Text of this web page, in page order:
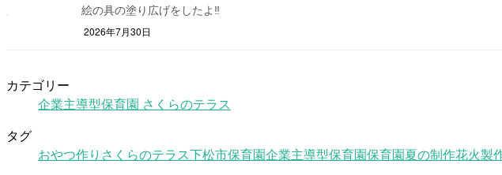
絵の具の塗り広げをしたよ‼
2026年7月30日
カテゴリー
企業主導型保育園 さくらのテラス
タグ
おやつ作り さくらのテラス下松市保育園企業主導型保育園保育園夏の制作花火製